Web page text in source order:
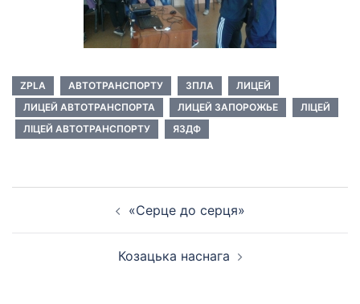
ZPLA АВТОТРАНСПОРТУ ЗПЛА
ЛИЦЕЙ
ЛИЦЕЙ АВТОТРАНСПОРТА
ЛИЦЕЙ ЗАПОРОЖЬЕ
ЛІЦЕЙ
ЛІЦЕЙ АВТОТРАНСПОРТУ
ЯЗДФ
запису
«Серце до серця»
Козацька наснага